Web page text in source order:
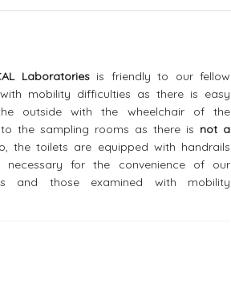
Laboratoriesis friendly to our fellow
mobility difficulties as there is easy
outside with the wheelchair of the
the sampling rooms as there is not a
the toilets are equipped with handrails
necessary for the convenience of our
and those examined with mobility